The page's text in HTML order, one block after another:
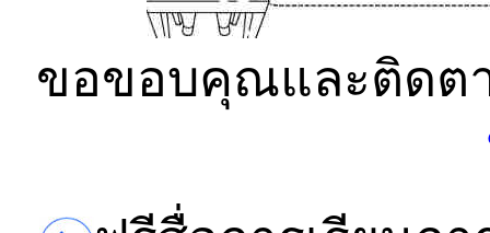
ขอขอบคุณและติดต